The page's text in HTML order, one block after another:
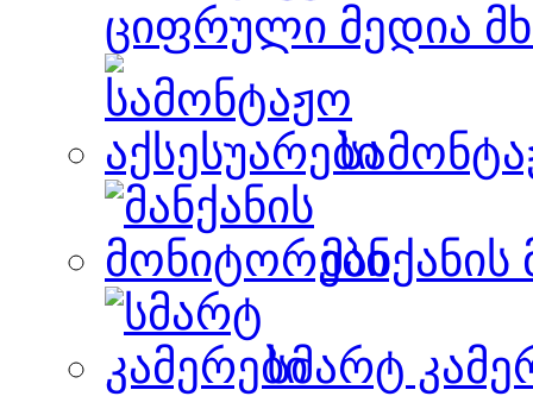
ციფრული მედია
სმარტ